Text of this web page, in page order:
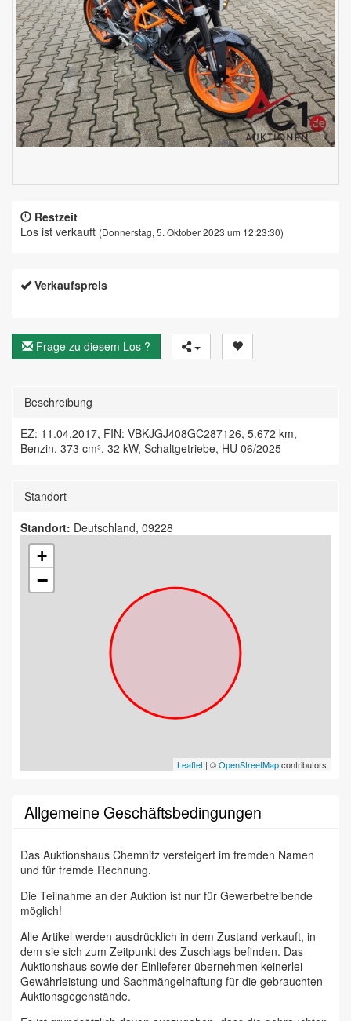
Restzeit
Los ist verkauft (Donnerstag, 5. Oktober 2023 um 12:23:30)
Verkaufspreis
Frage zu diesem Los ?
Beschreibung
EZ: 11.04.2017, FIN: VBKJGJ408GC287126, 5.672 km,
Benzin, 373 cm³, 32 kW, Schaltgetriebe, HU 06/2025
Standort
Standort: Deutschland, 09228
+
−
Leaflet | ©OpenStreetMapcontributors
Allgemeine Geschäftsbedingungen
Das Auktionshaus Chemnitz versteigert im fremden Namen
und für fremde Rechnung.
Die Teilnahme an der Auktion ist nur für Gewerbetreibende
möglich!
Alle Artikel werden ausdrücklich in dem Zustand verkauft, in
dem sie sich zum Zeitpunkt des Zuschlags befinden. Das
Auktionshaus sowie der Einlieferer übernehmen keinerlei
Gewährleistung und Sachmängelhaftung für die gebrauchten
Auktionsgegenstände.